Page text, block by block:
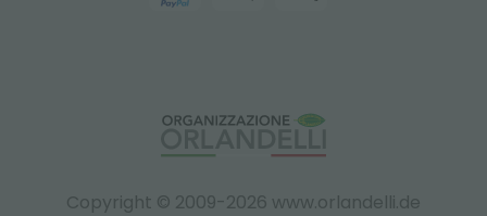
Copyright © 2009-2026 www.orlandelli.de